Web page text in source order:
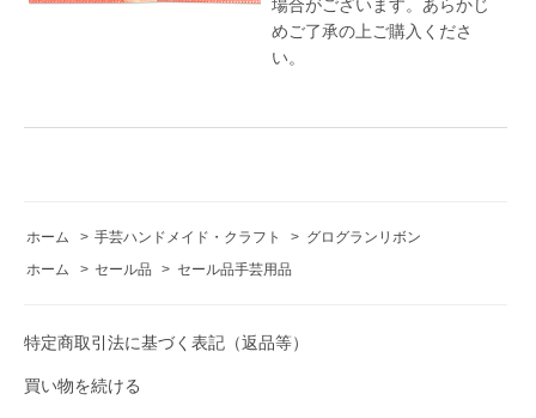
場合がございます。あらかじ
めご了承の上ご購入くださ
い。
ホーム > 手芸ハンドメイド・クラフト > グログランリボン
ホーム
> セール品 > セール品手芸用品
特定商取引法に基づく表記（返品等）
買い物を続ける